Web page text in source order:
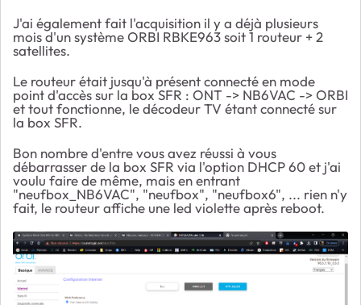
J'ai également fait l'acquisition il y a déjà plusieurs
mois d'un système ORBI RBKE963 soit 1 routeur + 2
satellites.
Le routeur était jusqu'à présent connecté en mode
point d'accès sur la box SFR : ONT -> NB6VAC -> ORBI
et tout fonctionne, le décodeur TV étant connecté sur
la box SFR.
Bon nombre d'entre vous avez réussi à vous
débarrasser de la box SFR via l'option DHCP 60 et j'ai
voulu faire de même, mais en entrant
"neufbox_NB6VAC", "neufbox", "neufbox6", ... rien n'y
fait, le routeur affiche une led violette après reboot.